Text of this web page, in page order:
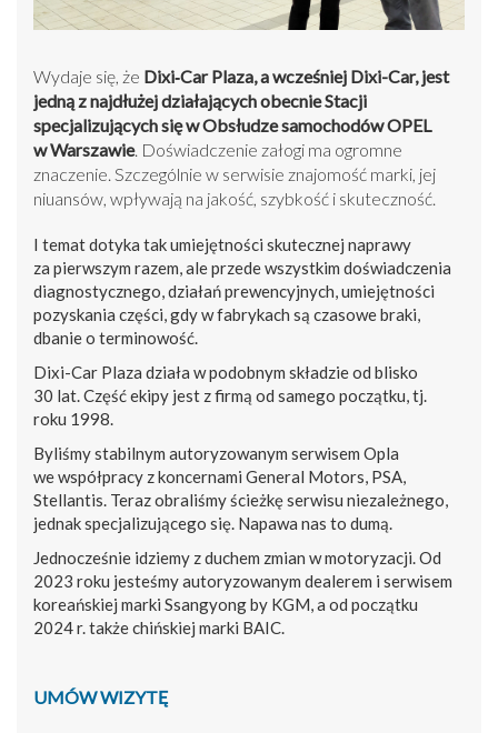
Wydaje się, że Dixi‑Car Plaza, a wcześniej Dixi-Car, jest
jedną z najdłużej działających obecnie Stacji
specjalizujących się w Obsłudze samochodów OPEL
w Warszawie. Doświadczenie załogi ma ogromne
znaczenie. Szczególnie w serwisie znajomość marki, jej
niuansów, wpływają na jakość, szybkość i skuteczność.
I temat dotyka tak umiejętności skutecznej naprawy
za pierwszym razem, ale przede wszystkim doświadczenia
diagnostycznego, działań prewencyjnych, umiejętności
pozyskania części, gdy w fabrykach są czasowe braki,
dbanie o terminowość.
Dixi-Car Plaza działa w podobnym składzie od blisko
30 lat. Część ekipy jest z firmą od samego początku, tj.
roku 1998.
Byliśmy stabilnym autoryzowanym serwisem Opla
we współpracy z koncernami General Motors, PSA,
Stellantis. Teraz obraliśmy ścieżkę serwisu niezależnego,
jednak specjalizującego się. Napawa nas to dumą.
Jednocześnie idziemy z duchem zmian w motoryzacji. Od
2023 roku jesteśmy autoryzowanym dealerem i serwisem
koreańskiej marki Ssangyong by KGM, a od początku
2024 r. także chińskiej marki BAIC.
UMÓW WIZYTĘ